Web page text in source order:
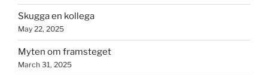
Skugga en kollega
May 22, 2025
Myten om framsteget
March 31, 2025